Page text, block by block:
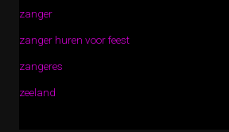
zanger
zanger huren voor feest
zangeres
zeeland